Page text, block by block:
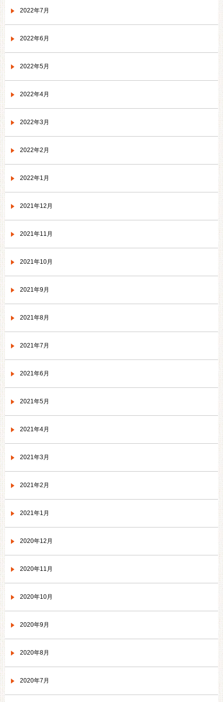
2022年7月
2022年6月
2022年5月
2022年4月
2022年3月
2022年2月
2022年1月
2021年12月
2021年11月
2021年10月
2021年9月
2021年8月
2021年7月
2021年6月
2021年5月
2021年4月
2021年3月
2021年2月
2021年1月
2020年12月
2020年11月
2020年10月
2020年9月
2020年8月
2020年7月